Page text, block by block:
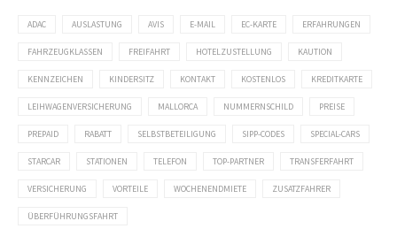
ADAC AUSLASTUNG AVIS E-MAIL EC-KARTE ERFAHRUNGEN
FAHRZEUGKLASSEN FREIFAHRT HOTELZUSTELLUNG KAUTION
KENNZEICHEN KINDERSITZ KONTAKT KOSTENLOS KREDITKARTE
LEIHWAGENVERSICHERUNG MALLORCA NUMMERNSCHILD PREISE
PREPAID RABATT SELBSTBETEILIGUNG SIPP-CODES SPECIAL-CARS
STARCAR STATIONEN TELEFON TOP-PARTNER TRANSFERFAHRT
VERSICHERUNG VORTEILE WOCHENENDMIETE ZUSATZFAHRER
ÜBERFÜHRUNGSFAHRT